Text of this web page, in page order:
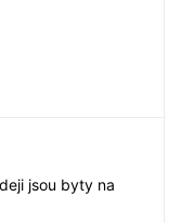
jsou byty na